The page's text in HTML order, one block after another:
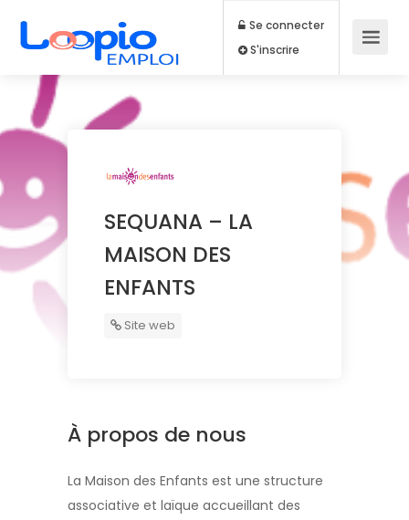
Se connecter
S'inscrire
SEQUANA – LA
MAISON DES
ENFANTS
Site web
À propos de nous
La Maison des Enfants est une structure
associative et laïque accueillant des